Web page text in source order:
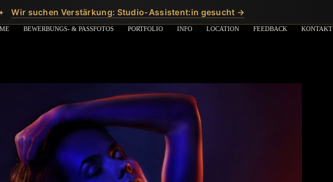
BEWERBUNGS- & PASSFOTOS PORTFOLIO INFO LOCATION FEEDBACK KONTAKT
Wir suchen Verstärkung: Studio-Assistent:in gesucht →